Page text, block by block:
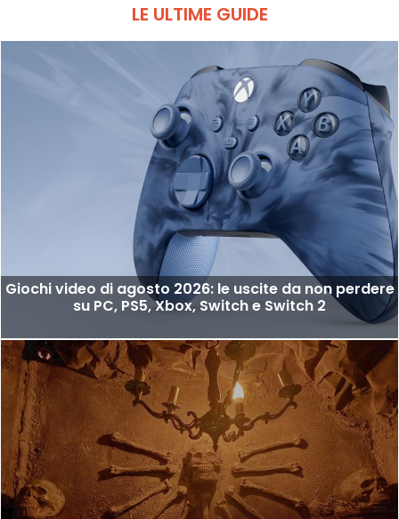
LE ULTIME GUIDE
Giochi video di agosto 2026: le uscite da non perdere
su PC, PS5, Xbox, Switch e Switch 2